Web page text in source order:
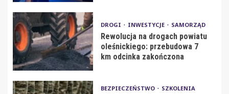
DROGI INWESTYCJE SAMORZĄD
Rewolucja na drogach powiatu
oleśnickiego: przebudowa 7
km odcinka zakończona
BEZPIECZEŃSTWO SZKOLENIA